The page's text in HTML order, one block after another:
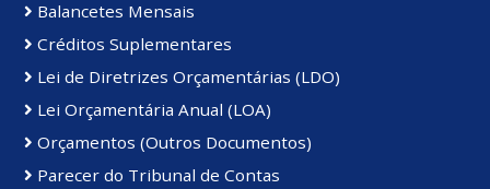
Balancetes Mensais
Créditos Suplementares
Lei de Diretrizes Orçamentárias (LDO)
Lei Orçamentária Anual (LOA)
Orçamentos (Outros Documentos)
Parecer do Tribunal de Contas